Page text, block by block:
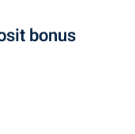
bonus